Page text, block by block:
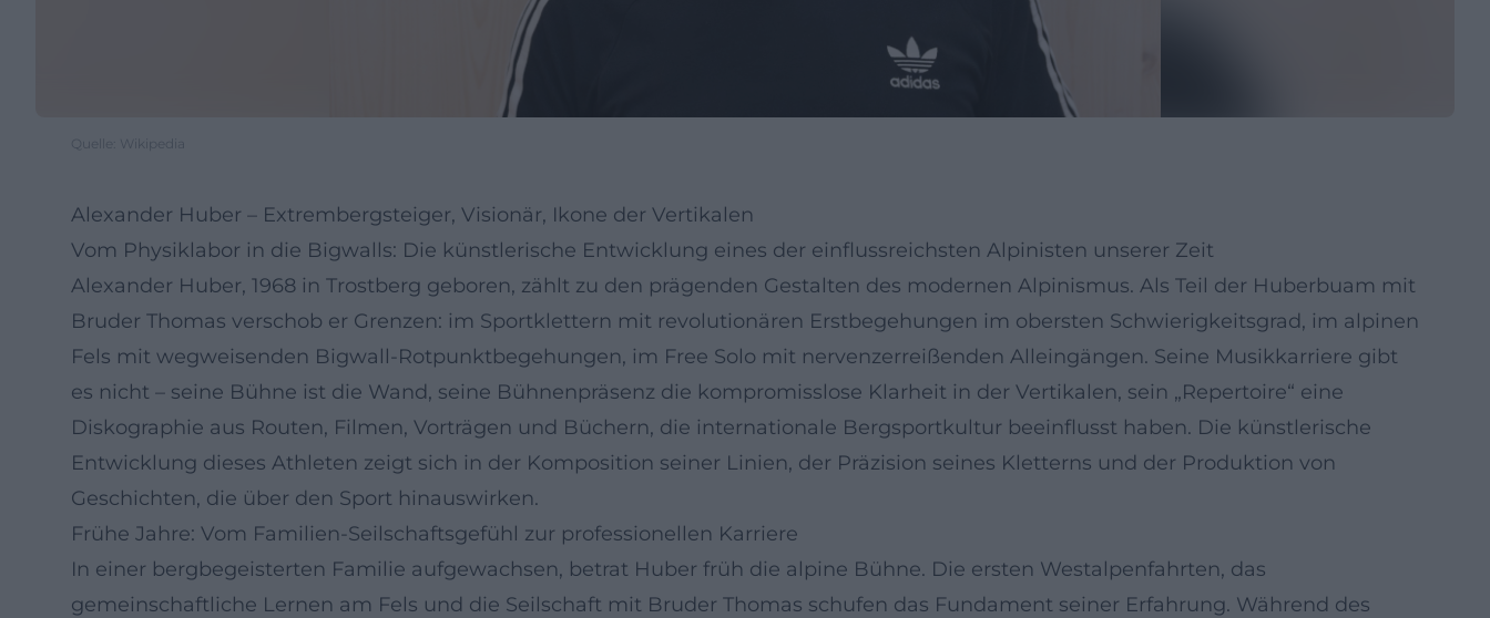
Quelle: Wikipedia
Alexander Huber – Extrembergsteiger, Visionär, Ikone der Vertikalen
Vom Physiklabor in die Bigwalls: Die künstlerische Entwicklung eines der einflussreichsten Alpinisten unserer Zeit
Alexander Huber, 1968 in Trostberg geboren, zählt zu den prägenden Gestalten des modernen Alpinismus. Als Teil der Huberbuam mit
Bruder Thomas verschob er Grenzen: im Sportklettern mit revolutionären Erstbegehungen im obersten Schwierigkeitsgrad, im alpinen
Fels mit wegweisenden Bigwall-Rotpunktbegehungen, im Free Solo mit nervenzerreißenden Alleingängen. Seine Musikkarriere gibt
es nicht – seine Bühne ist die Wand, seine Bühnenpräsenz die kompromisslose Klarheit in der Vertikalen, sein „Repertoire“ eine
Diskographie aus Routen, Filmen, Vorträgen und Büchern, die internationale Bergsportkultur beeinflusst haben. Die künstlerische
Entwicklung dieses Athleten zeigt sich in der Komposition seiner Linien, der Präzision seines Kletterns und der Produktion von
Geschichten, die über den Sport hinauswirken.
Frühe Jahre: Vom Familien-Seilschaftsgefühl zur professionellen Karriere
In einer bergbegeisterten Familie aufgewachsen, betrat Huber früh die alpine Bühne. Die ersten Westalpenfahrten, das
gemeinschaftliche Lernen am Fels und die Seilschaft mit Bruder Thomas schufen das Fundament seiner Erfahrung. Während des